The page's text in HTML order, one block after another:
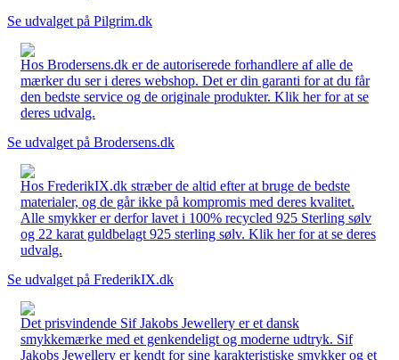
Se udvalget på Pilgrim.dk
Hos Brodersens.dk er de autoriserede forhandlere af alle de
mærker du ser i deres webshop. Det er din garanti for at du får
den bedste service og de originale produkter. Klik her for at se
deres udvalg.
Se udvalget på Brodersens.dk
Hos FrederikIX.dk stræber de altid efter at bruge de bedste
materialer, og de går ikke på kompromis med deres kvalitet.
Alle smykker er derfor lavet i 100% recycled 925 Sterling sølv
og 22 karat guldbelagt 925 sterling sølv. Klik her for at se deres
udvalg.
Se udvalget på FrederikIX.dk
Det prisvindende Sif Jakobs Jewellery er et dansk
smykkemærke med et genkendeligt og moderne udtryk. Sif
Jakobs Jewellery er kendt for sine karakteristiske smykker og et